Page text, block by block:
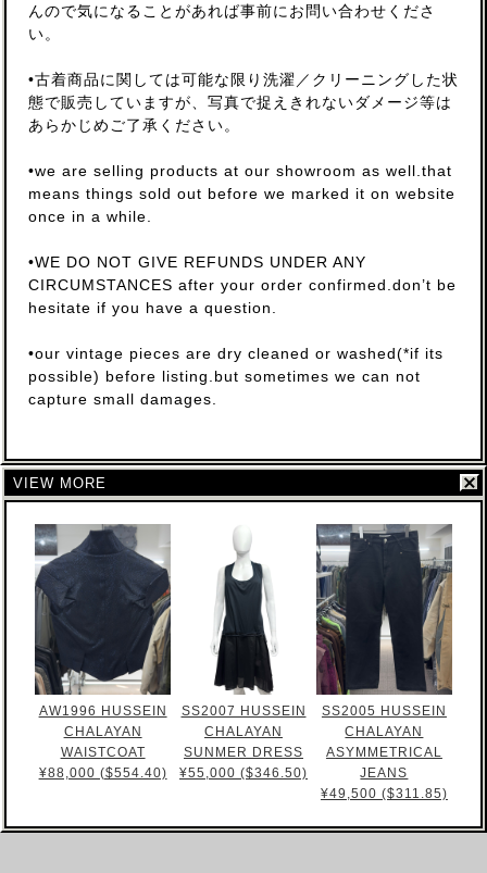
んので気になることがあれば事前にお問い合わせくださ
い。
•古着商品に関しては可能な限り洗濯／クリーニングした状
態で販売していますが、写真で捉えきれないダメージ等は
あらかじめご了承ください。
•we are selling products at our showroom as well.that
means things sold out before we marked it on website
once in a while.
•WE DO NOT GIVE REFUNDS UNDER ANY
CIRCUMSTANCES after your order confirmed.don’t be
hesitate if you have a question.
•our vintage pieces are dry cleaned or washed(*if its
possible) before listing.but sometimes we can not
capture small damages.
VIEW MORE
AW1996 HUSSEIN
CHALAYAN
WAISTCOAT
¥88,000 ($554.40)
SS2007 HUSSEIN
CHALAYAN
SUNMER DRESS
¥55,000 ($346.50)
SS2005 HUSSEIN
CHALAYAN
ASYMMETRICAL
JEANS
¥49,500 ($311.85)